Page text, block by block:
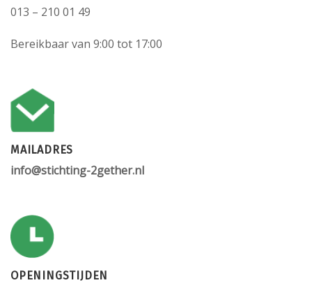
013 – 210 01 49
Bereikbaar van 9:00 tot 17:00
MAILADRES
info@stichting-2gether.nl
OPENINGSTIJDEN